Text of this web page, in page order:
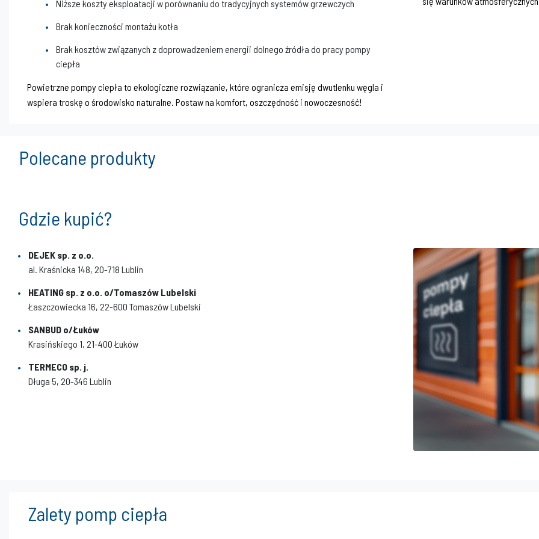
Niższe koszty eksploatacji w porównaniu do tradycyjnych systemów grzewczych
Brak konieczności montażu kotła
Brak kosztów związanych z doprowadzeniem energii dolnego źródła do pracy pompy
ciepła
Powietrzne pompy ciepła to ekologiczne rozwiązanie, które ogranicza emisję dwutlenku węgla i
wspiera troskę o środowisko naturalne. Postaw na komfort, oszczędność i nowoczesność!
Polecane produkty
Gdzie kupić?
DEJEK sp. z o.o.
al. Kraśnicka 148, 20-718 Lublin
HEATING sp. z o.o. o/Tomaszów Lubelski
Łaszczowiecka 16, 22-600 Tomaszów Lubelski
SANBUD o/Łuków
Krasińskiego 1, 21-400 Łuków
TERMECO sp. j.
Długa 5, 20-346 Lublin
Zalety pomp ciepła